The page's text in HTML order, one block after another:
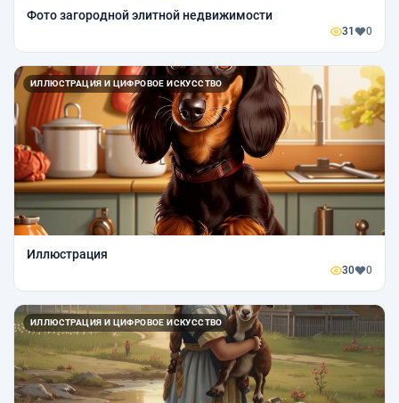
Фото загородной элитной недвижимости
31 0
ИЛЛЮСТРАЦИЯ И ЦИФРОВОЕ ИСКУССТВО
Иллюстрация
30 0
ИЛЛЮСТРАЦИЯ И ЦИФРОВОЕ ИСКУССТВО